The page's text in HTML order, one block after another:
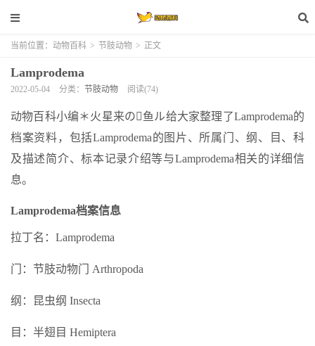
当前位置： 动物百科 > 节肢动物 > 正文
Lamprodema
2022-05-04 分类： 节肢动物 阅读(74)
动物百科小编＊火星来の鱼ル给大家整理了Lamprodema的
档案资料，包括Lamprodema的图片、所属门、纲、目、科
及描述简介、标本记录介绍等与Lamprodema相关的详细信
息。
Lamprodema档案信息
拉丁名：Lamprodema
门：节肢动物门 Arthropoda
纲：昆虫纲 Insecta
目：半翅目 Hemiptera